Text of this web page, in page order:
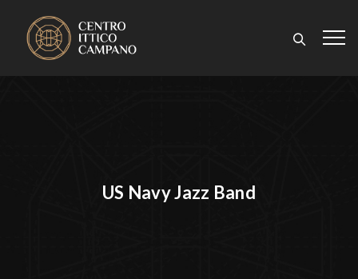
US Navy Jazz Band